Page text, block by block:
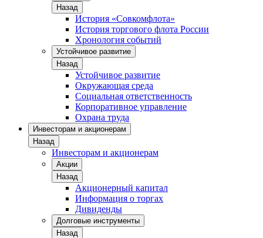
Назад
История «Совкомфлота»
История торгового флота России
Хронология событий
Устойчивое развитие
Назад
Устойчивое развитие
Окружающая среда
Социальная ответственность
Корпоративное управление
Охрана труда
Инвесторам и акционерам
Назад
Инвесторам и акционерам
Акции
Назад
Акционерный капитал
Информация о торгах
Дивиденды
Долговые инструменты
Назад